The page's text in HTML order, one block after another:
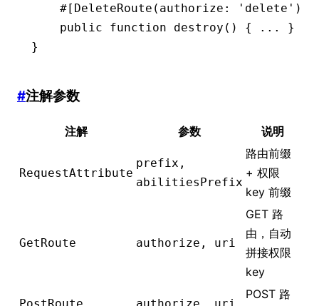
    #[
DeleteRoute ( authorize : 'delete' )
    public
function destroy () { ... }
}
#注解参数
注解 参数 说明
RequestAttribute
prefix,
abilitiesPrefix
路由前缀
+ 权限
key 前缀
GetRoute authorize, uri
GET 路
由，自动
拼接权限
key
POST 路